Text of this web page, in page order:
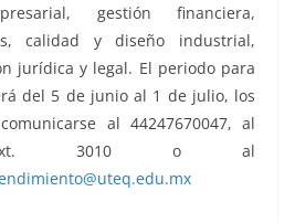
gestión financiera,
calidad y diseño industrial,
jurídica y legal. El periodo para
del 5 de junio al 1 de julio, los
al 44247670047, al
ext. 3010 o al